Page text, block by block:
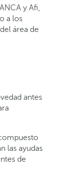
y Afi,
a los
área de
antes
las ayudas
de